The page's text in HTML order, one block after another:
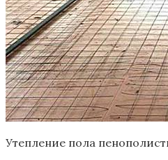
Утепление пола